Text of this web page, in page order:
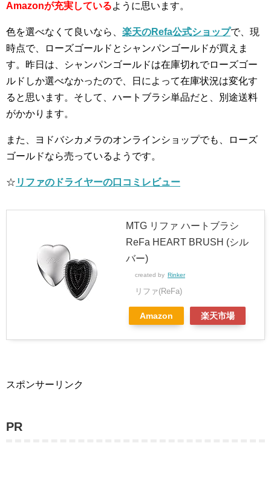
Amazonが充実しているように思います。
色を選べなくて良いなら、 楽天のRefa公式ショップで、現
時点で、ローズゴールドとシャンパンゴールドが買えま
す。昨日は、シャンパンゴールドは在庫切れでローズゴー
ルドしか選べなかったので、日によって在庫状況は変化す
ると思います。そして、ハートブラシ単品だと、別途送料
がかかります。
また、ヨドバシカメラのオンラインショップでも、ローズ
ゴールドなら売っているようです。
☆ リファのドライヤーの口コミレビュー
MTG リファ ハートブラシ
ReFa HEART BRUSH (シル
バー)
created by Rinker
リファ(ReFa)
Amazon 楽天市場
スポンサーリンク
PR